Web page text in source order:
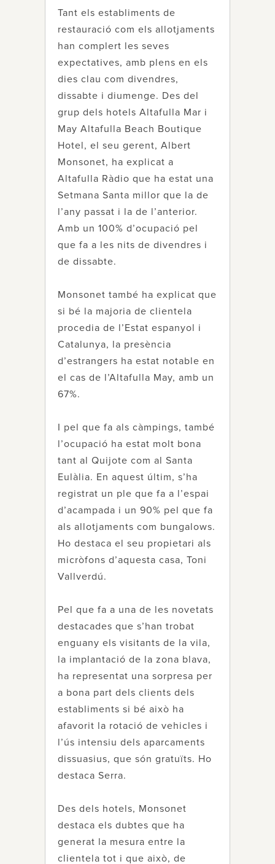
Tant els establiments de
restauració com els allotjaments
han complert les seves
expectatives, amb plens en els
dies clau com divendres,
dissabte i diumenge. Des del
grup dels hotels Altafulla Mar i
May Altafulla Beach Boutique
Hotel, el seu gerent, Albert
Monsonet, ha explicat a
Altafulla Ràdio que ha estat una
Setmana Santa millor que la de
l’any passat i la de l’anterior.
Amb un 100% d’ocupació pel
que fa a les nits de divendres i
de dissabte.
Monsonet també ha explicat que
si bé la majoria de clientela
procedia de l’Estat espanyol i
Catalunya, la presència
d’estrangers ha estat notable en
el cas de l’Altafulla May, amb un
67%.
I pel que fa als càmpings, també
l’ocupació ha estat molt bona
tant al Quijote com al Santa
Eulàlia. En aquest últim, s’ha
registrat un ple que fa a l’espai
d’acampada i un 90% pel que fa
als allotjaments com bungalows.
Ho destaca el seu propietari als
micròfons d’aquesta casa, Toni
Vallverdú.
Pel que fa a una de les novetats
destacades que s’han trobat
enguany els visitants de la vila,
la implantació de la zona blava,
ha representat una sorpresa per
a bona part dels clients dels
establiments si bé això ha
afavorit la rotació de vehicles i
l’ús intensiu dels aparcaments
dissuasius, que són gratuïts. Ho
destaca Serra.
Des dels hotels, Monsonet
destaca els dubtes que ha
generat la mesura entre la
clientela tot i que això, de